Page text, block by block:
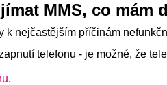
MMS, co mám
k nejčastějším příčinám
telefonu - je možné, že
.